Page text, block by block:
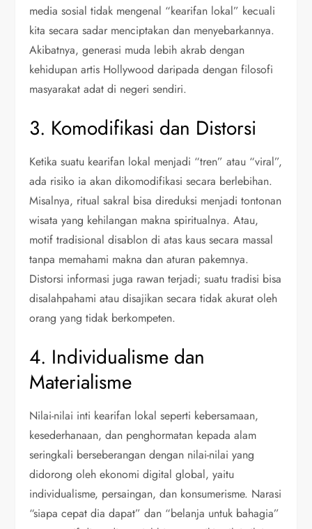
media sosial tidak mengenal “kearifan lokal” kecuali
kita secara sadar menciptakan dan menyebarkannya.
Akibatnya, generasi muda lebih akrab dengan
kehidupan artis Hollywood daripada dengan filosofi
masyarakat adat di negeri sendiri.
3. Komodifikasi dan Distorsi
Ketika suatu kearifan lokal menjadi “tren” atau “viral”,
ada risiko ia akan dikomodifikasi secara berlebihan.
Misalnya, ritual sakral bisa direduksi menjadi tontonan
wisata yang kehilangan makna spiritualnya. Atau,
motif tradisional disablon di atas kaus secara massal
tanpa memahami makna dan aturan pakemnya.
Distorsi informasi juga rawan terjadi; suatu tradisi bisa
disalahpahami atau disajikan secara tidak akurat oleh
orang yang tidak berkompeten.
4. Individualisme dan
Materialisme
Nilai-nilai inti kearifan lokal seperti kebersamaan,
kesederhanaan, dan penghormatan kepada alam
seringkali berseberangan dengan nilai-nilai yang
didorong oleh ekonomi digital global, yaitu
individualisme, persaingan, dan konsumerisme. Narasi
“siapa cepat dia dapat” dan “belanja untuk bahagia”